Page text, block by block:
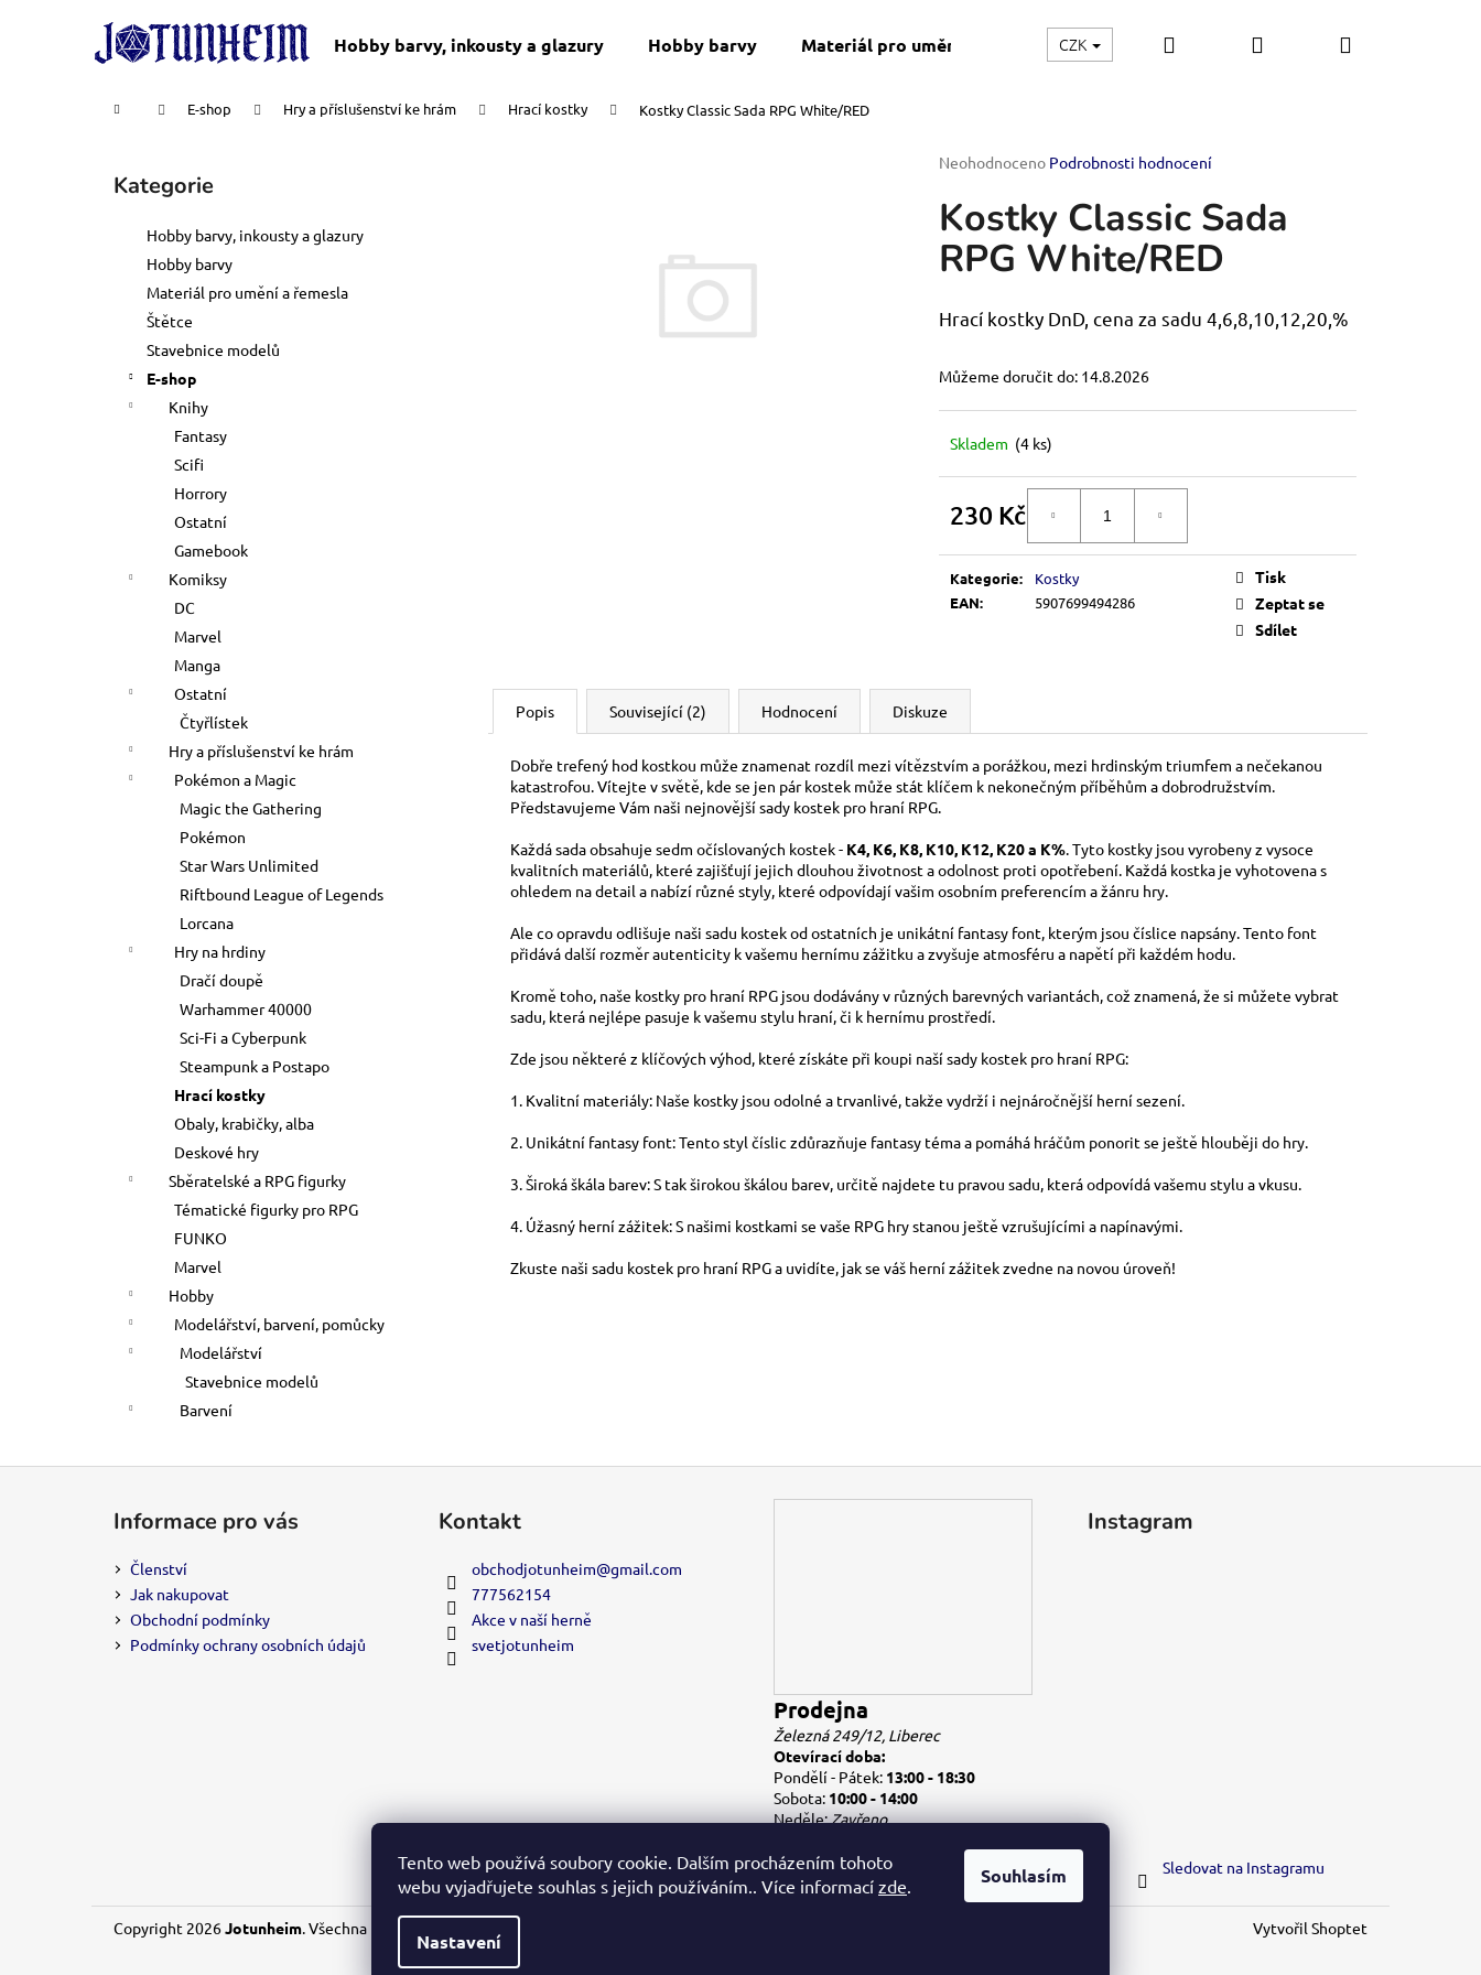
Tento web používá soubory cookie. Dalším procházením tohoto
webu vyjadřujete souhlas s jejich používáním.. Více informací zde.
Nastavení
Souhlasím
Hobby barvy, inkousty a glazury Hobby barvy Materiál pro umění a řemesla Štětce Stavebnice modelů
CZK Hledat PřihlášeníNákupní
Domů E-shop Hry a příslušenství ke hrám Hrací kostky Kostky Classic Sada RPG White/RED
Přeskočit
kategorie
Kategorie
Hobby barvy, inkousty a glazury
Hobby barvy
Materiál pro umění a řemesla
Štětce
Stavebnice modelů
E-shop
Knihy
Fantasy
Scifi
Horrory
Ostatní
Gamebook
Komiksy
DC
Marvel
Manga
Ostatní
Čtyřlístek
Hry a příslušenství ke hrám
Pokémon a Magic
Magic the Gathering
Pokémon
Star Wars Unlimited
Riftbound League of Legends
Lorcana
Hry na hrdiny
Dračí doupě
Warhammer 40000
Sci-Fi a Cyberpunk
Steampunk a Postapo
Hrací kostky
Obaly, krabičky, alba
Deskové hry
Sběratelské a RPG figurky
Tématické figurky pro RPG
FUNKO
Marvel
Hobby
Modelářství, barvení, pomůcky
Modelářství
Stavebnice modelů
Barvení
Průměrné
produktu
je
0,0
z
hvězdiček.
Neohodnoceno Podrobnosti hodnocení
Kostky Classic Sada
RPG White/RED
Hrací kostky DnD, cena za sadu 4,6,8,10,12,20,%
Můžeme doručit do: 14.8.2026
Skladem (4 ks)
230 Kč
cena:
Kategorie:
Kostky
EAN: 5907699494286
Tisk
Zeptat se
Sdílet
Popis Související (2) Hodnocení Diskuze
Dobře trefený hod kostkou může znamenat rozdíl mezi vítězstvím a porážkou, mezi hrdinským triumfem a nečekanou
katastrofou. Vítejte v světě, kde se jen pár kostek může stát klíčem k nekonečným příběhům a dobrodružstvím.
Představujeme Vám naši nejnovější sady kostek pro hraní RPG.
Každá sada obsahuje sedm očíslovaných kostek - K4, K6, K8, K10, K12, K20 a K% . Tyto kostky jsou vyrobeny z vysoce
kvalitních materiálů, které zajišťují jejich dlouhou životnost a odolnost proti opotřebení. Každá kostka je vyhotovena s
ohledem na detail a nabízí různé styly, které odpovídají vašim osobním preferencím a žánru hry.
Ale co opravdu odlišuje naši sadu kostek od ostatních je unikátní fantasy font, kterým jsou číslice napsány. Tento font
přidává další rozměr autenticity k vašemu hernímu zážitku a zvyšuje atmosféru a napětí při každém hodu.
Kromě toho, naše kostky pro hraní RPG jsou dodávány v různých barevných variantách, což znamená, že si můžete vybrat
sadu, která nejlépe pasuje k vašemu stylu hraní, či k hernímu prostředí.
Zde jsou některé z klíčových výhod, které získáte při koupi naší sady kostek pro hraní RPG:
1. Kvalitní materiály: Naše kostky jsou odolné a trvanlivé, takže vydrží i nejnáročnější herní sezení.
2. Unikátní fantasy font: Tento styl číslic zdůrazňuje fantasy téma a pomáhá hráčům ponorit se ještě hlouběji do hry.
3. Široká škála barev: S tak širokou škálou barev, určitě najdete tu pravou sadu, která odpovídá vašemu stylu a vkusu.
4. Úžasný herní zážitek: S našimi kostkami se vaše RPG hry stanou ještě vzrušujícími a napínavými.
Zkuste naši sadu kostek pro hraní RPG a uvidíte, jak se váš herní zážitek zvedne na novou úroveň!
Zpět
Zpět
Co potřebujete najít?
Doporučujeme
DOSPĚLÉ ČLENSTVÍ SWU 08: ASHES OF THE EMPIRE-
Informace pro vás
Členství
Jak nakupovat
Obchodní podmínky
Podmínky ochrany osobních údajů
Kontakt
obchodjotunheim@gmail.com
777562154
Akce v naší herně
svetjotunheim
Prodejna
Železná 249/12, Liberec
Otevírací doba:
Pondělí - Pátek: 13:00 - 18:30
Sobota: 10:00 - 14:00
Neděle:Zavřeno
Instagram
Sledovat na Instagramu
Vytvořil Shoptet
Copyright 2026Jotunheim. Všechna práva vyhrazena.